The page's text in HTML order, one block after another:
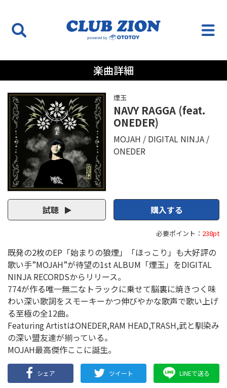
楽曲詳細
煙玉
NAVY RAGGA (feat.
ONEDER)
MOJAH
DIGITAL NINJA
ONEDER
試聴 購入する
必要ポイント： 238pt
既発の2枚のEP「始まりの狼煙」「ほっこり」も大好評の
歌い手”MOJAH”が待望の1st ALBUM「煙玉」をDIGITAL
NINJA RECORDSからリリース。
774が作る唯一無二なトラックに乗せて脳裏に焼きつく味
わい深い歌詞をスモーキーかつ伸びやかな歌声で歌い上げ
る至極の全12曲。
Featuring ArtistはONEDER,RAM HEAD,TRASH,武と馴染み
の深い盟友達が揃っている。
MOJAH最高傑作ここに誕生。
シェア ツイート LINEで送る